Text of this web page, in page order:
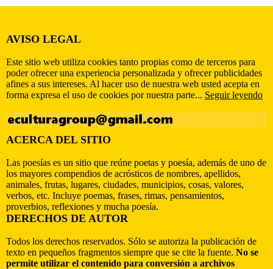
AVISO LEGAL
Este sitio web utiliza cookies tanto propias como de terceros para
poder ofrecer una experiencia personalizada y ofrecer publicidades
afines a sus intereses. Al hacer uso de nuestra web usted acepta en
forma expresa el uso de cookies por nuestra parte... Seguir leyendo
ACERCA DEL SITIO
Las poesías es un sitio que reúne poetas y poesía, además de uno de
los mayores compendios de acrósticos de nombres, apellidos,
animales, frutas, lugares, ciudades, municipios, cosas, valores,
verbos, etc. Incluye poemas, frases, rimas, pensamientos,
proverbios, reflexiones y mucha poesía.
DERECHOS DE AUTOR
Todos los derechos reservados. Sólo se autoriza la publicación de
texto en pequeños fragmentos siempre que se cite la fuente. No se
permite utilizar el contenido para conversión a archivos